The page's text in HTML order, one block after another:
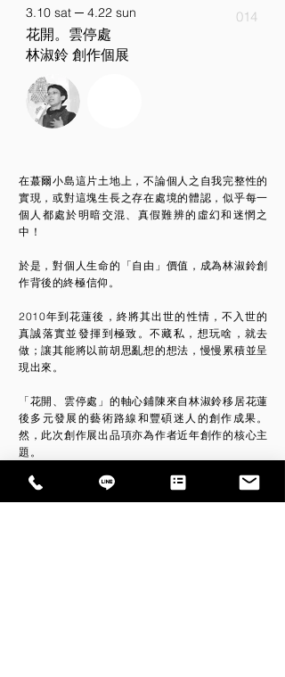
014
3.10 sat ─ 4.22 sun
花開。雲停處
林淑鈴 創作個展
在蕞爾小島這片土地上，不論個人之自我完整性的
實現，或對這塊生長之存在處境的體認，似乎每一
個人都處於明暗交混、真假難辨的虛幻和迷惘之
中！
於是，對個人生命的「自由」價值，成為林淑鈴創
作背後的終極信仰。
2010年到花蓮後，終將其出世的性情，不入世的
真誠落實並發揮到極致。不藏私，想玩啥，就去
做；讓其能將以前胡思亂想的想法，慢慢累積並呈
現出來。
「花開、雲停處」的軸心鋪陳來自林淑鈴移居花蓮
後多元發展的藝術路線和豐碩迷人的創作成果。
然，此次創作展出品項亦為作者近年創作的核心主
題。
本展呈現的內容，涵括林淑鈴的編織藝術、立體陶
塑結合金工、空間裝置等各類創作；逐一而有序地